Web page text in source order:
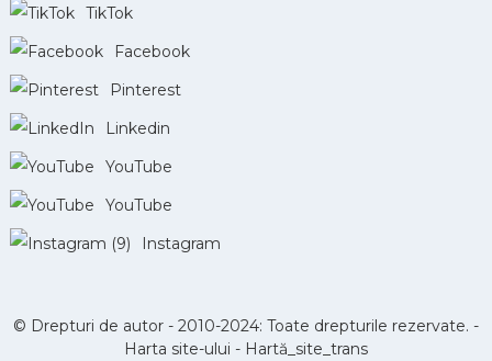
TikTok
Facebook
Pinterest
Linkedin
YouTube
YouTube
Instagram
© Drepturi de autor - 2010-2024: Toate drepturile rezervate. -
Harta site-ului - Hartă_site_trans